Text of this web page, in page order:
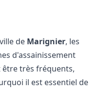
de Marignier, les
d'assainissement
être très fréquents,
il est essentiel de